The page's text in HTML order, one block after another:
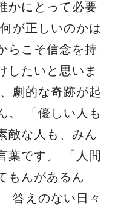
かにとって必要
が正しいのかは
らこそ信念を持
したいと思いま
劇的な奇跡が起
。 「優しい人も
敵な人も、みん
葉です。 「人間
もんがあるん
答えのない日々